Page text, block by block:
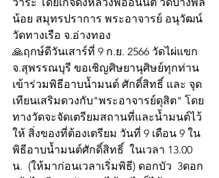
น้อย สมุทรปราการ พระอาจารย์ อนุวัฒน์
วัดทางเรือ จ.อ่างทอง
🙏ฤกษ์ดีวันเสาร์ที่ 9 ก.ย. 2566 วัดไผ่แขก
จ.สุพรรณบุรี ขอเชิญศิษยานุศิษย์ทุกท่าน
เข้าร่วมพิธีอาบน้ำมนต์ ศักดิ์สิทธิ์ และ จุด
เทียนเสริมดวงกับ"พระอาจารย์ดุสิต" โดย
ทางวัดจะจัดเตรียมสถานที่และน้ำมนต์ไว้
ให้ สิ่งของที่ต้องเตรียม วันที่ 9 เดือน 9 ใน
พิธีอาบน้ำมนต์ศักดิ์สิทธิ์  ในเวลา 13.00
น.  (ให้มาก่อนเวลาเริ่มพิธี) ดอกบัว  3ดอก